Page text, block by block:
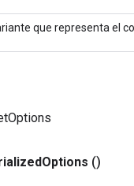
que representa el
Options ()